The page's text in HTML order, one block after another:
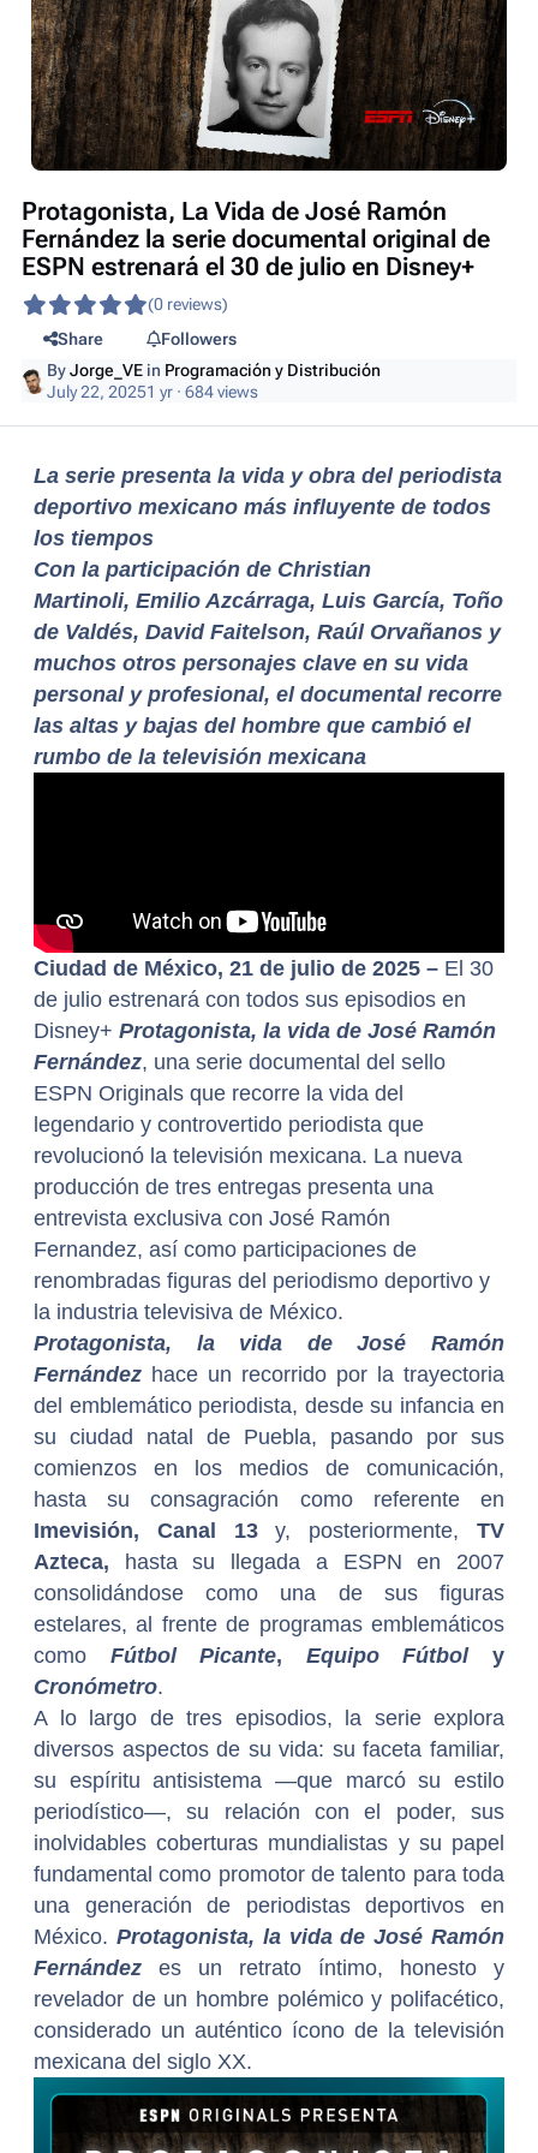
Protagonista, La Vida de José Ramón
Fernández la serie documental original de
ESPN estrenará el 30 de julio en Disney+
(0 reviews)
Share
Followers
ByJorge_VE in Programación y Distribución
July 22, 20251 yr · 684 views
La serie presenta la vida y obra del periodista
deportivo mexicano más influyente de todos
los tiempos
Con la participación de Christian
Martinoli, Emilio Azcárraga, Luis García, Toño
de Valdés, David Faitelson, Raúl Orvañanos y
muchos otros personajes clave en su vida
personal y profesional, el documental recorre
las altas y bajas del hombre que cambió el
rumbo de la televisión mexicana
Ciudad de México, 21 de julio de 2025 – El 30
de julio estrenará con todos sus episodios en
Disney+ Protagonista, la vida de José Ramón
Fernández, una serie documental del sello
ESPN Originals que recorre la vida del
legendario y controvertido periodista que
revolucionó la televisión mexicana. La nueva
producción de tres entregas presenta una
entrevista exclusiva con José Ramón
Fernandez, así como participaciones de
renombradas figuras del periodismo deportivo y
la industria televisiva de México.
Protagonista, la vida de José Ramón
Fernández hace un recorrido por la trayectoria
del emblemático periodista, desde su infancia en
su ciudad natal de Puebla, pasando por sus
comienzos en los medios de comunicación,
hasta su consagración como referente en
Imevisión, Canal 13y, posteriormente, TV
Azteca, hasta su llegada a ESPN en 2007
consolidándose como una de sus figuras
estelares, al frente de programas emblemáticos
como Fútbol Picante, Equipo Fútboly
Cronómetro.
A lo largo de tres episodios, la serie explora
diversos aspectos de su vida: su faceta familiar,
su espíritu antisistema —que marcó su estilo
periodístico—, su relación con el poder, sus
inolvidables coberturas mundialistas y su papel
fundamental como promotor de talento para toda
una generación de periodistas deportivos en
México. Protagonista, la vida de José Ramón
Fernández es un retrato íntimo, honesto y
revelador de un hombre polémico y polifacético,
considerado un auténtico ícono de la televisión
mexicana del siglo XX.